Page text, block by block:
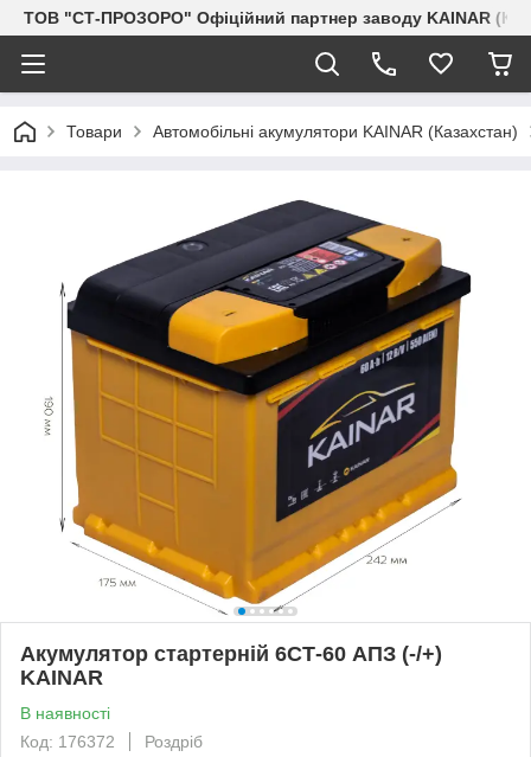
ТОВ "СТ-ПРОЗОРО" Офіційний партнер заводу KAINAR
Товари Автомобільні акумулятори KAINAR (Казахстан)
Акумулятор стартерній 6СТ-60 АПЗ (-/+)
KAINAR
В наявності
Код: 176372
Роздріб